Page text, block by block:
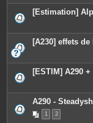
[Estimation]
[A230] effets
[ESTIM] A290
A290 -
1 2